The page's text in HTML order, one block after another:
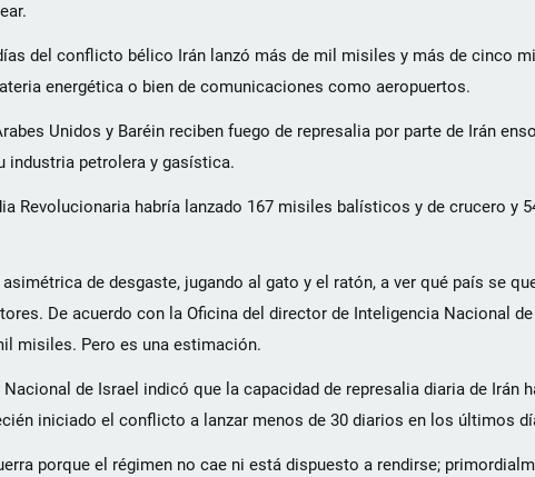
del conflicto bélico Irán lanzó más de mil misiles y más de cinco
energética o bien de comunicaciones como aeropuertos.
Unidos y Baréin reciben fuego de represalia por parte de Irán
industria petrolera y gasística.
Revolucionaria habría lanzado 167 misiles balísticos y de crucero y
de desgaste, jugando al gato y el ratón, a ver qué país se
De acuerdo con la Oficina del director de Inteligencia Nacional de
misiles. Pero es una estimación.
de Israel indicó que la capacidad de represalia diaria de Irán
iniciado el conflicto a lanzar menos de 30 diarios en los últimos
porque el régimen no cae ni está dispuesto a rendirse;